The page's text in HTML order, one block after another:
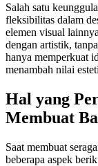
Salah satu
fleksibilitas dalam
elemen visual
dengan artistik,
hanya memperkuat
menambah nilai
Hal yang
Membuat
Saat membuat
beberapa aspek